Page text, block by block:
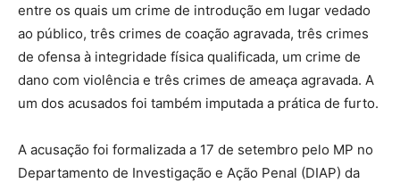
entre os quais um crime de introdução em lugar vedado
ao público, três crimes de coação agravada, três crimes
de ofensa à integridade física qualificada, um crime de
dano com violência e três crimes de ameaça agravada. A
um dos acusados foi também imputada a prática de furto.
A acusação foi formalizada a 17 de setembro pelo MP no
Departamento de Investigação e Ação Penal (DIAP) da